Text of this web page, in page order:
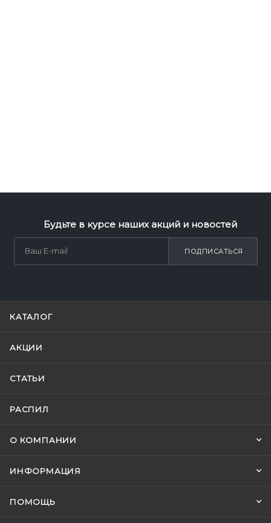
Будьте в курсе наших акций и новостей
ПОДПИСАТЬСЯ
КАТАЛОГ
АКЦИИ
СТАТЬИ
РАСПИЛ
О КОМПАНИИ
ИНФОРМАЦИЯ
ПОМОЩЬ